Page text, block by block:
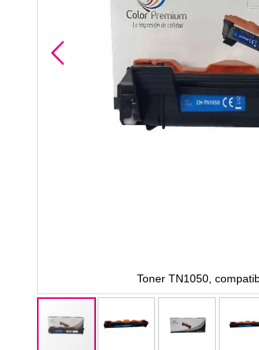
Toner TN1050,